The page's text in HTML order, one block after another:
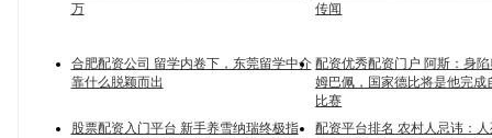
万
传闻
合肥配资公司 留学内卷下，东莞留学中介
靠什么脱颖而出
配资优秀配资门户 阿斯：身
姆巴佩，国家德比将是他完成
比赛
股票配资入门平台 新手养雪纳瑞终极指
配资平台排名 农村人忌讳：